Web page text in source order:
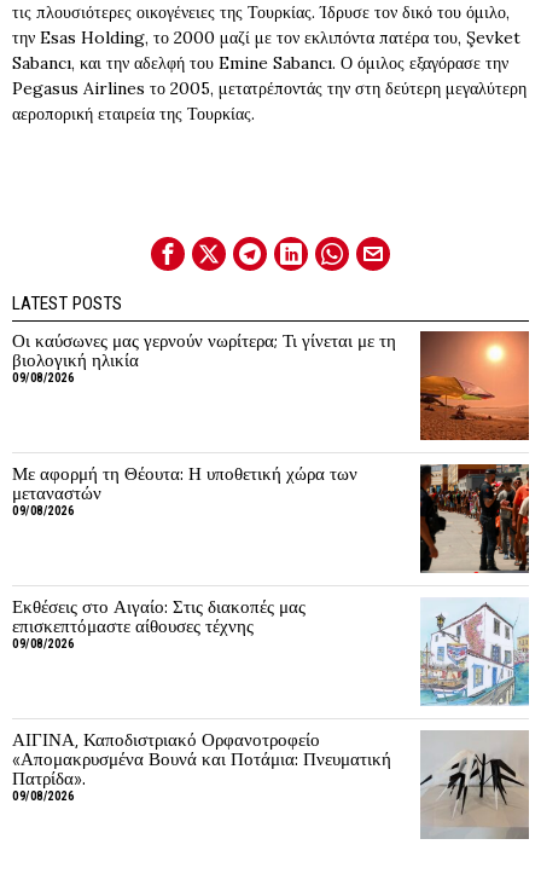
τις πλουσιότερες οικογένειες της Τουρκίας. Ίδρυσε τον δικό του όμιλο,
την Esas Holding, το 2000 μαζί με τον εκλιπόντα πατέρα του, Şevket
Sabancı, και την αδελφή του Emine Sabancı. Ο όμιλος εξαγόρασε την
Pegasus Airlines το 2005, μετατρέποντάς την στη δεύτερη μεγαλύτερη
αεροπορική εταιρεία της Τουρκίας.
LATEST POSTS
Οι καύσωνες μας γερνούν νωρίτερα; Τι γίνεται με τη
βιολογική ηλικία
09/08/2026
Με αφορμή τη Θέουτα: Η υποθετική χώρα των
μεταναστών
09/08/2026
Εκθέσεις στο Αιγαίο: Στις διακοπές μας
επισκεπτόμαστε αίθουσες τέχνης
09/08/2026
ΑΙΓΙΝΑ, Καποδιστριακό Ορφανοτροφείο
«Απομακρυσμένα Βουνά και Ποτάμια: Πνευματική
Πατρίδα».
09/08/2026